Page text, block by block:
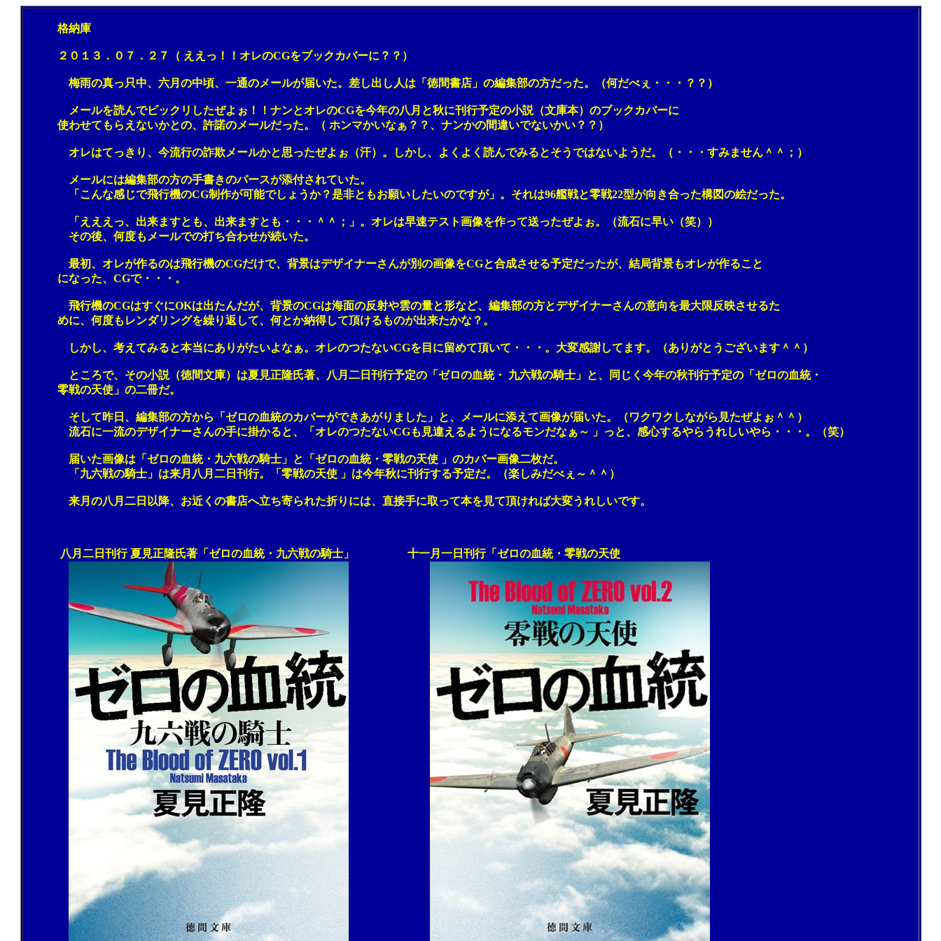
格納庫
２０１３．０７．２７（ ええっ！！オレのCGをブックカバーに？？）
梅雨の真っ只中、六月の中頃、一通のメールが届いた。差し出し人は「徳間書店」の編集部の方だった。（何だべぇ・・・？？）
メールを読んでビックリしたぜよぉ！！ナンとオレのCGを今年の八月と秋に刊行予定の小説（文庫本）のブックカバーに
使わせてもらえないかとの、許諾のメールだった。（ ホンマかいなぁ？？、ナンかの間違いでないかい？？）
オレはてっきり、今流行の詐欺メールかと思ったぜよぉ（汗）。しかし、よくよく読んでみるとそうではないようだ。（・・・すみません＾＾；）
メールには編集部の方の手書きのパースが添付されていた。
「こんな感じで飛行機のCG制作が可能でしょうか？是非ともお願いしたいのですが」。それは96艦戦と零戦22型が向き合った構図の絵だった。
「えええっ、出来ますとも、出来ますとも・・・＾＾；」。オレは早速テスト画像を作って送ったぜよぉ。（流石に早い（笑））
その後、何度もメールでの打ち合わせが続いた。
最初、オレが作るのは飛行機のCGだけで、背景はデザイナーさんが別の画像をCGと合成させる予定だったが、結局背景もオレが作ること
になった、CGで・・・。
飛行機のCGはすぐにOKは出たんだが、背景のCGは海面の反射や雲の量と形など、編集部の方とデザイナーさんの意向を最大限反映させるた
めに、何度もレンダリングを繰り返して、何とか納得して頂けるものが出来たかな？。
しかし、考えてみると本当にありがたいよなぁ。オレのつたないCGを目に留めて頂いて・・・。大変感謝してます。（ありがとうございます＾＾）
ところで、その小説（徳間文庫）は夏見正隆氏著、八月二日刊行予定の「ゼロの血統・ 九六戦の騎士」と、同じく今年の秋刊行予定の「ゼロの血統・
零戦の天使」の二冊だ。
そして昨日、編集部の方から「ゼロの血統のカバーができあがりました」と、メールに添えて画像が届いた。（ワクワクしながら見たぜよぉ＾＾）
流石に一流のデザイナーさんの手に掛かると、「オレのつたないCGも見違えるようになるモンだなぁ～ 」っと、感心するやらうれしいやら・・・。（笑）
届いた画像は「ゼロの血統・九六戦の騎士」と「ゼロの血統・零戦の天使 」のカバー画像二枚だ。
「九六戦の騎士」は来月八月二日刊行。「零戦の天使 」は今年秋に刊行する予定だ。（楽しみだべぇ～＾＾）
来月の八月二日以降、お近くの書店へ立ち寄られた折りには、直接手に取って本を見て頂ければ大変うれしいです。
八月二日刊行 夏見正隆氏著「ゼロの血統・九六戦の騎士」 十一月一日刊行「ゼロの血統・零戦の天使